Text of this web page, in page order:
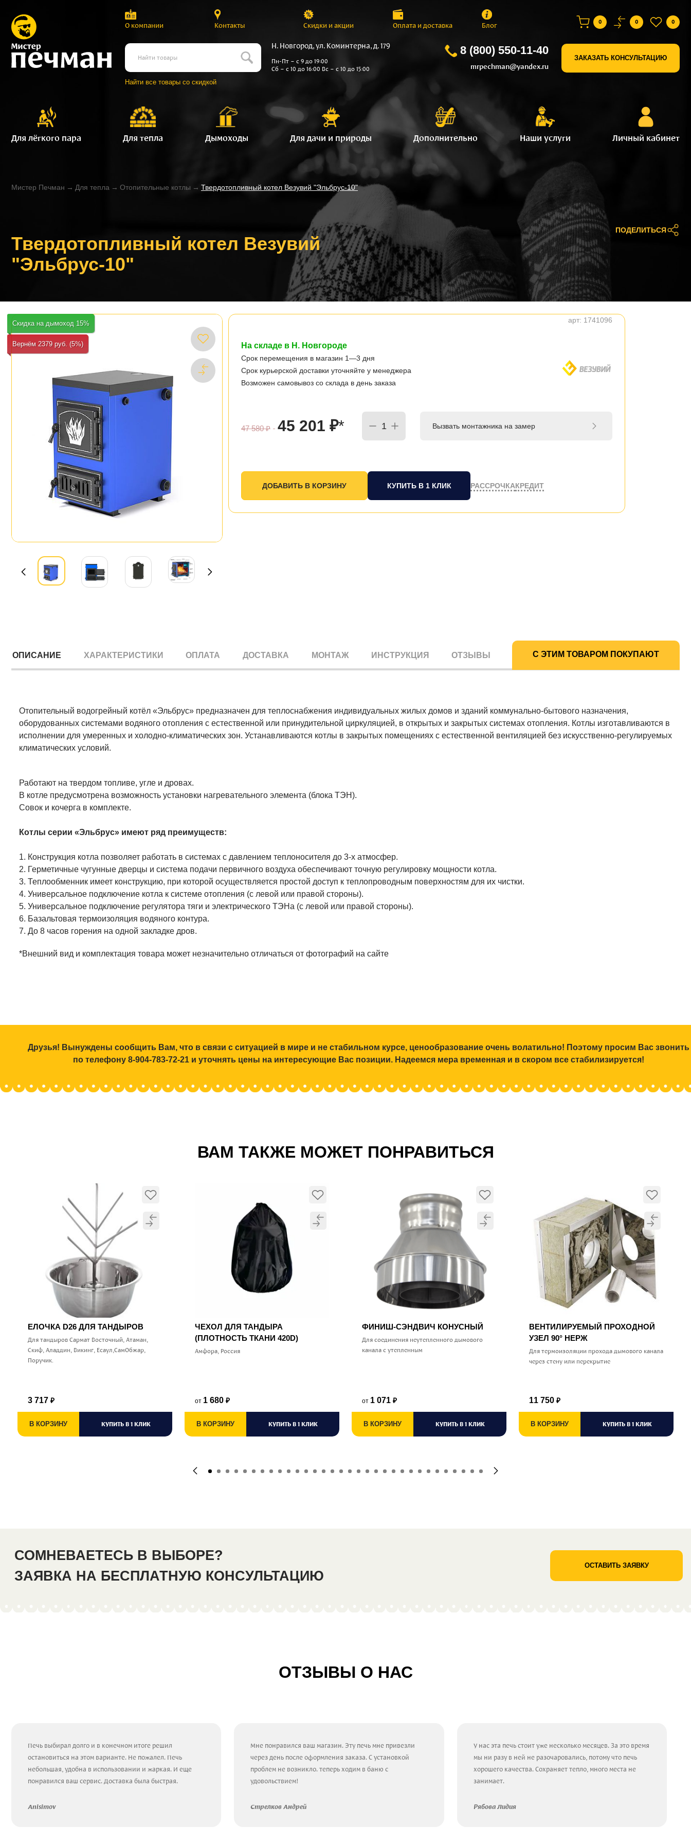
О компании Контакты Скидки и акции Оплата и доставка Блог 0 0 0
Найти все товары со скидкой
Н. Новгород, ул. Коминтерна, д. 179
Пн-Пт – с 9 до 19:00
Сб – с 10 до 16:00 Вс – с 10 до 15:00
8 (800) 550-11-40
mrpechman@yandex.ru
ЗАКАЗАТЬ КОНСУЛЬТАЦИЮ
Для лёгкого пара Для тепла Дымоходы Для дачи и природы Дополнительно Наши услуги Личный кабинет
Мистер Печман → Для тепла → Отопительные котлы → Твердотопливный котел Везувий "Эльбрус-10"
Твердотопливный котел Везувий
"Эльбрус-10"
ПОДЕЛИТЬСЯ
Скидка на дымоход 15%
Вернём 2379 руб. (5%)
арт: 1741096
На складе в Н. Новгороде
Срок перемещения в магазин 1—3 дня
Срок курьерской доставки уточняйте у менеджера
Возможен самовывоз со склада в день заказа
47 580₽ 45 201 ₽* Вызвать монтажника на замер
КУПИТЬ В 1 КЛИК РАССРОЧКАКРЕДИТ
ОПИСАНИЕ ХАРАКТЕРИСТИКИ ОПЛАТА ДОСТАВКА МОНТАЖ ИНСТРУКЦИЯ ОТЗЫВЫ С ЭТИМ ТОВАРОМ ПОКУПАЮТ
Отопительный водогрейный котёл «Эльбрус» предназначен для теплоснабжения индивидуальных жилых домов и зданий коммунально-бытового назначения,
оборудованных системами водяного отопления с естественной или принудительной циркуляцией, в открытых и закрытых системах отопления. Котлы изготавливаются в
исполнении для умеренных и холодно-климатических зон. Устанавливаются котлы в закрытых помещениях с естественной вентиляцией без искусственно-регулируемых
климатических условий.
Работают на твердом топливе, угле и дровах.
В котле предусмотрена возможность установки нагревательного элемента (блока ТЭН).
Совок и кочерга в комплекте.
Котлы серии «Эльбрус» имеют ряд преимуществ:
1. Конструкция котла позволяет работать в системах с давлением теплоносителя до 3-х атмосфер.
2. Герметичные чугунные дверцы и система подачи первичного воздуха обеспечивают точную регулировку мощности котла.
3. Теплообменник имеет конструкцию, при которой осуществляется простой доступ к теплопроводным поверхностям для их чистки.
4. Универсальное подключение котла к системе отопления (с левой или правой стороны).
5. Универсальное подключение регулятора тяги и электрического ТЭНа (с левой или правой стороны).
6. Базальтовая термоизоляция водяного контура.
7. До 8 часов горения на одной закладке дров.
*Внешний вид и комплектация товара может незначительно отличаться от фотографий на сайте
Друзья! Вынуждены сообщить Вам, что в связи с ситуацией в мире и не стабильном курсе, ценообразование очень волатильно! Поэтому просим Вас звонить
по телефону 8-904-783-72-21 и уточнять цены на интересующие Вас позиции. Надеемся мера временная и в скором все стабилизируется!
ВАМ ТАКЖЕ МОЖЕТ ПОНРАВИТЬСЯ
ЕЛОЧКА D26 ДЛЯ ТАНДЫРОВ
Для тандыров Сармат Восточный, Атаман,
Скиф, Аладдин, Викинг, Есаул,СамОбжар,
Поручик.
3 717 ₽
В КОРЗИНУ КУПИТЬ В 1 КЛИК
ЧЕХОЛ ДЛЯ ТАНДЫРА
(ПЛОТНОСТЬ ТКАНИ 420D)
Амфора, Россия
от 1 680 ₽
В КОРЗИНУ КУПИТЬ В 1 КЛИК
ФИНИШ-СЭНДВИЧ КОНУСНЫЙ
Для соединения неутепленного дымового
канала с утепленным
от 1 071 ₽
В КОРЗИНУ КУПИТЬ В 1 КЛИК
ВЕНТИЛИРУЕМЫЙ ПРОХОДНОЙ
УЗЕЛ 90° НЕРЖ
Для термоизоляции прохода дымового канала
через стену или перекрытие
11 750 ₽
В КОРЗИНУ КУПИТЬ В 1 КЛИК
СОМНЕВАЕТЕСЬ В ВЫБОРЕ?
ЗАЯВКА НА БЕСПЛАТНУЮ КОНСУЛЬТАЦИЮ
ОСТАВИТЬ ЗАЯВКУ
ОТЗЫВЫ О НАС
Печь выбирал долго и в конечном итоге решил
остановиться на этом варианте. Не пожалел. Печь
небольшая, удобна в использовании и жаркая. И еще
понравился ваш сервис. Доставка была быстрая.
Anisimov
Мне понравился ваш магазин. Эту печь мне привезли
через день после оформления заказа. С установкой
проблем не возникло. теперь ходим в баню с
удовольствием!
Стрелков Андрей
У нас эта печь стоит уже несколько месяцев. За это время
мы ни разу в ней не разочаровались, потому что печь
хорошего качества. Сохраняет тепло, много места не
занимает.
Рябова Лидия